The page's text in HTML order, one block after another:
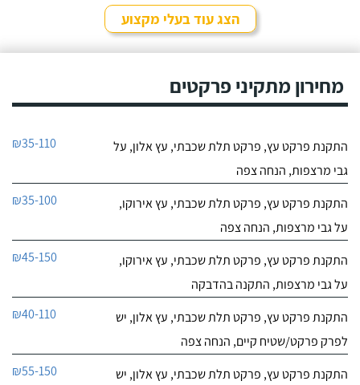
הצג עוד בעלי מקצוע
מחירון מתקיני פרקטים
התקנת פרקט עץ, פרקט תלת שכבתי, עץ אלון, על
גבי מרצפות, הנחה צפה
₪35-110
התקנת פרקט עץ, פרקט תלת שכבתי, עץ אירוקו,
על גבי מרצפות, הנחה צפה
₪35-100
התקנת פרקט עץ, פרקט תלת שכבתי, עץ אירוקו,
על גבי מרצפות, התקנה בהדבקה
₪45-150
התקנת פרקט עץ, פרקט תלת שכבתי, עץ אלון, יש
לפרק פרקט/שטיח קיים, הנחה צפה
₪40-110
התקנת פרקט עץ, פרקט תלת שכבתי, עץ אלון, יש
₪55-150